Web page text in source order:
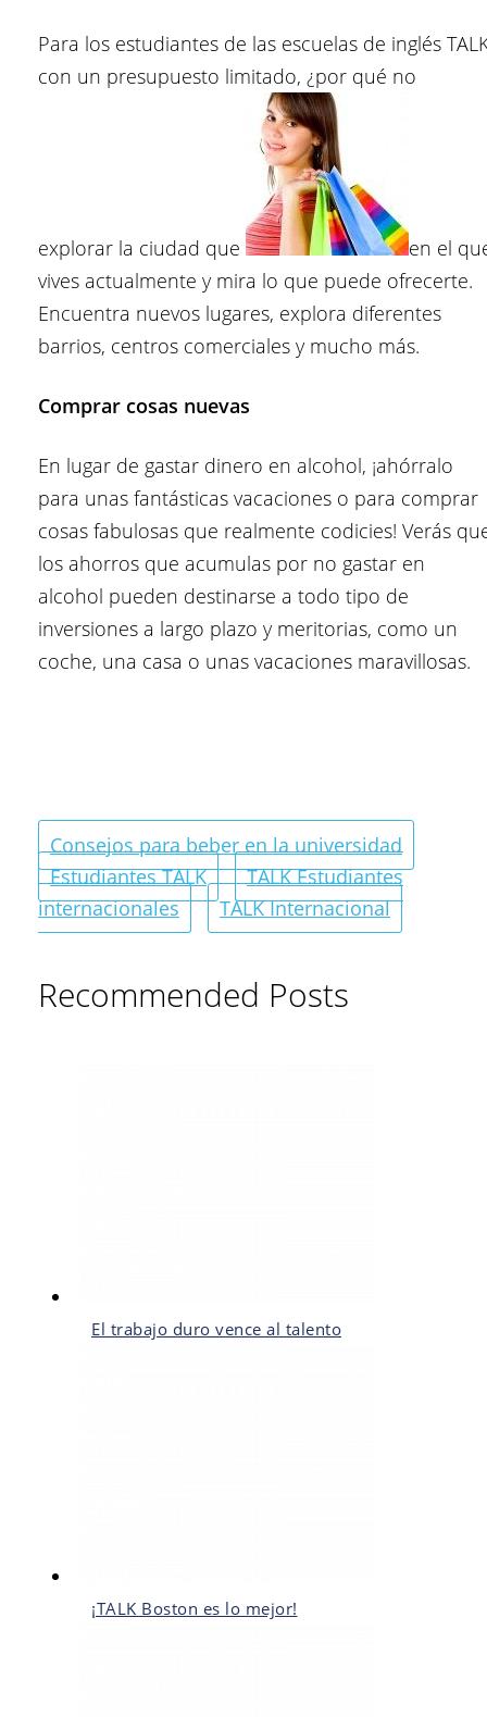
Para los estudiantes de las escuelas de inglés
con un presupuesto limitado, ¿por qué no
explorar la ciudad que
en el
vives actualmente y mira lo que puede ofrecerte.
Encuentra nuevos lugares, explora diferentes
barrios, centros comerciales y mucho más.
Comprar cosas nuevas
En lugar de gastar dinero en alcohol, ¡ahórralo
para unas fantásticas vacaciones o para comprar
cosas fabulosas que realmente codicies! Verás
los ahorros que acumulas por no gastar en
alcohol pueden destinarse a todo tipo de
inversiones a largo plazo y meritorias, como un
coche, una casa o unas vacaciones maravillosas.
Consejos para beber en la universidad
Estudiantes TALK
TALK Estudiantes
internacionales
TALK Internacional
Recommended Posts
El trabajo duro vence al talento
¡TALK Boston es lo mejor!